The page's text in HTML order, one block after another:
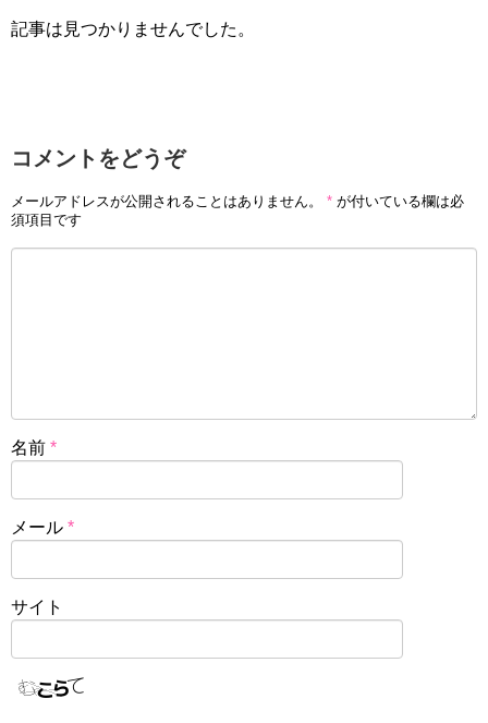
記事は見つかりませんでした。
コメントをどうぞ
メールアドレスが公開されることはありません。 * が付いている欄は必
須項目です
名前 *
メール *
サイト